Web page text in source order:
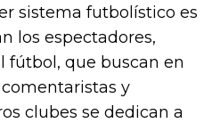
sistema futbolístico es
los espectadores,
fútbol, que buscan en
y
clubes se dedican a